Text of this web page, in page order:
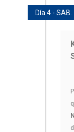
Día 4 - SAB.